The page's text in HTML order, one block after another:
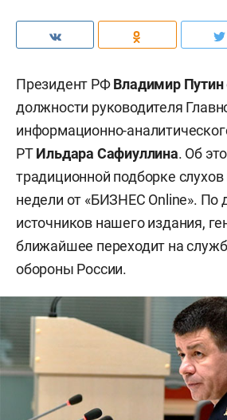
Президент РФВладимир Путин
должности руководителя
информационно-
РТИльдара Сафиуллина. Об
традиционной подборке
недели от «БИЗНЕС Online». По
источников нашего издания,
ближайшее переходит на
обороны России.